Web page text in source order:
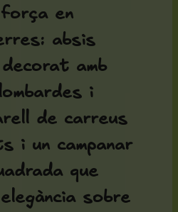
en
absis
amb
i
de carreus
i un campanar
que
sobre